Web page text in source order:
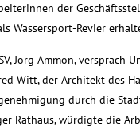
der
Wassersport-Revier
Jörg Ammon,
Witt, der Architekt des
durch die
Rathaus, würdigte die